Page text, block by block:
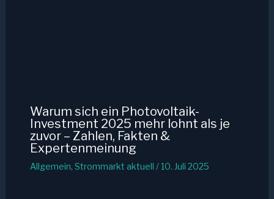
Warum sich ein Photovoltaik-
Investment 2025 mehr lohnt als je
zuvor – Zahlen, Fakten &
Expertenmeinung
Allgemein, Strommarkt aktuell /10. Juli 2025